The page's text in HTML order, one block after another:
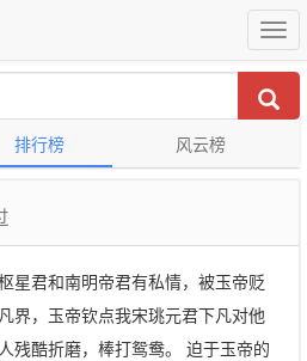
排行榜 风云榜
星君和南明帝君有私情，被玉帝贬
界，玉帝钦点我宋珧元君下凡对他
残酷折磨，棒打鸳鸯。 迫于玉帝的